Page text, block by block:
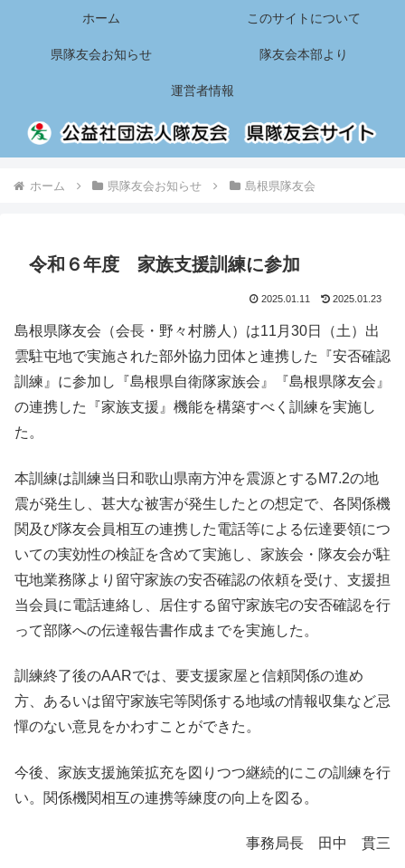
ホーム このサイトについて
県隊友会お知らせ 隊友会本部より
運営者情報
ホーム 県隊友会お知らせ 島根県隊友会
令和６年度 家族支援訓練に参加
2025.01.11 2025.01.23
島根県隊友会（会長・野々村勝人）は11月30日（土）出
雲駐屯地で実施された部外協力団体と連携した『安否確認
訓練』に参加し『島根県自衛隊家族会』『島根県隊友会』
の連携した『家族支援』機能を構築すべく訓練を実施し
た。
本訓練は訓練当日和歌山県南方沖を震源とするM7.2の地
震が発生し、甚大な被害が発生したとの想定で、各関係機
関及び隊友会員相互の連携した電話等による伝達要領につ
いての実効性の検証を含めて実施し、家族会・隊友会が駐
屯地業務隊より留守家族の安否確認の依頼を受け、支援担
当会員に電話連絡し、居住する留守家族宅の安否確認を行
って部隊への伝達報告書作成までを実施した。
訓練終了後のAARでは、要支援家屋と信頼関係の進め
方、あるいは留守家族宅等関係する地域の情報収集など忌
憚のない意見をかわすことができた。
今後、家族支援施策拡充を図りつつ継続的にこの訓練を行
い。関係機関相互の連携等練度の向上を図る。
事務局長 田中 貫三